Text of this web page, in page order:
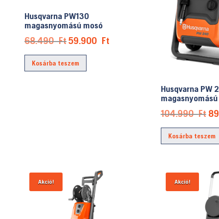
Husqvarna PW130
magasnyomású mosó
68.490FtOriginal
price
was:
59.900 Ft
Kosárba teszem
Husqvarna PW
104.990Ft
Kosárba teszem
Akció! Akció!